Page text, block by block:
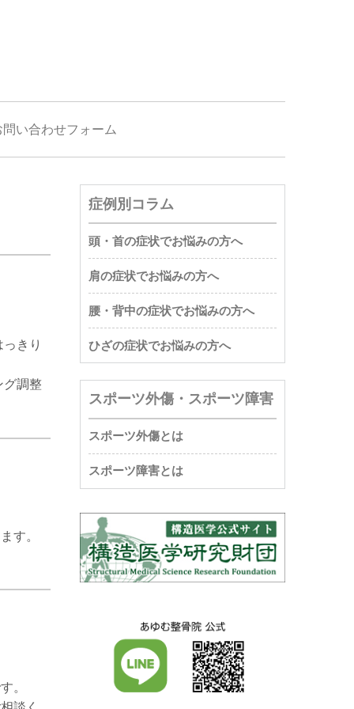
問い合わせフォーム
きり
グ調整
す。
。
症例別コラム
頭・首の症状でお悩みの方へ
肩の症状でお悩みの方へ
腰・背中の症状でお悩みの方へ
ひざの症状でお悩みの方へ
スポーツ外傷・スポーツ障害
スポーツ外傷とは
スポーツ障害とは